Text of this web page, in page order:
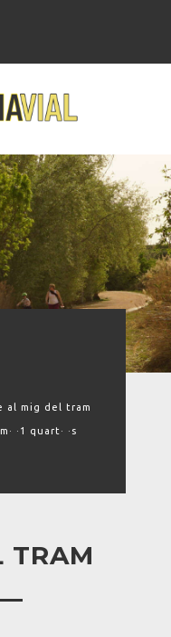
al mig del tram
·1 quart· ·s
TRAM